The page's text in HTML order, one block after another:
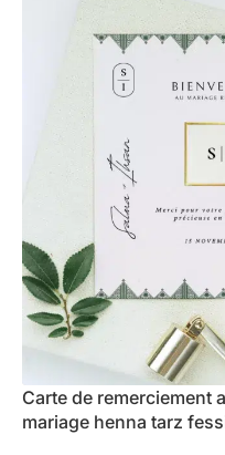
Carte de remerciement
mariage henna tarz